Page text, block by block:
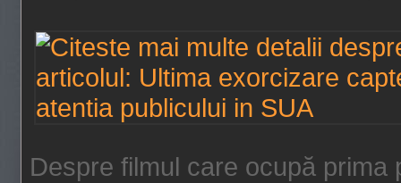
Despre filmul care ocupă